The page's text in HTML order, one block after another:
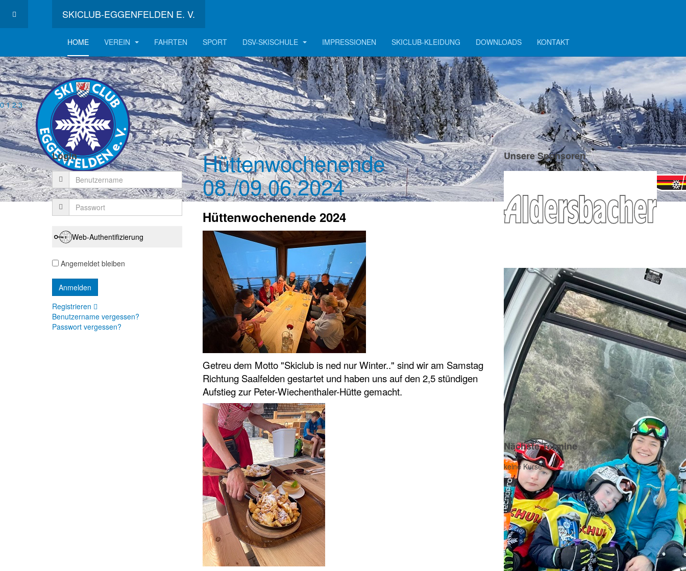
SKICLUB-EGGENFELDEN E. V.
HOME VEREIN FAHRTEN SPORT DSV-SKISCHULE IMPRESSIONEN SKICLUB-KLEIDUNG DOWNLOADS KONTAKT
0123
Hüttenwochenende
08./09.06.2024
Hüttenwochenende 2024
Getreu dem Motto "Skiclub is ned nur Winter.." sind wir am Samstag
Richtung Saalfelden gestartet und haben uns auf den 2,5 stündigen
Aufstieg zur Peter-Wiechenthaler-Hütte gemacht.
Login
Web-Authentifizierung
Angemeldet bleiben
Registrieren
Benutzername vergessen?
Passwort vergessen?
Unsere Sponsoren
Nächste Termine
keine Kurse